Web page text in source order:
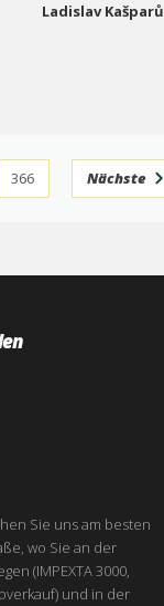
Ladislav Kašparů
366 Nächste
Sie uns am besten
wo Sie an der
(IMPEXTA 3000,
und in der